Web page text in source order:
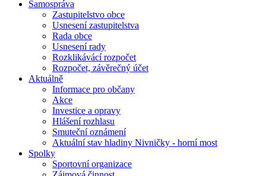
Samospráva
Zastupitelstvo obce
Usnesení zastupitelstva
Rada obce
Usnesení rady
Rozklikávácí rozpočet
Rozpočet, závěrečný účet
Aktuálně
Informace pro občany
Akce
Investice a opravy
Hlášení rozhlasu
Smuteční oznámení
Aktuální stav hladiny Nivničky - horní most
Spolky
Sportovní organizace